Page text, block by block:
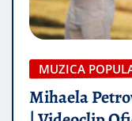
MUZICA
Mihaela